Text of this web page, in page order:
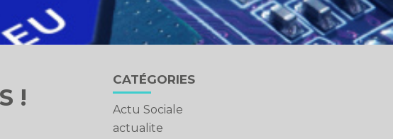
!
Blog
sidebar
CATÉGORIES
Actu Sociale
actualite